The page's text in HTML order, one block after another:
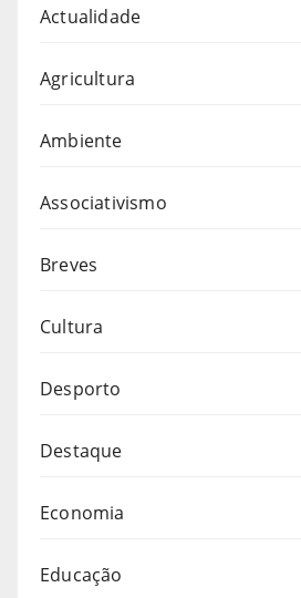
Actualidade
Agricultura
Ambiente
Associativismo
Breves
Cultura
Desporto
Destaque
Economia
Educação